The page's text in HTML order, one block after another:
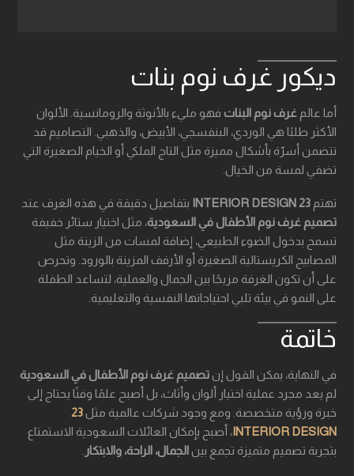
ديكور غرف نوم بنات
أما عالم غرف نوم البنات فهو مليء بالأنوثة والرومانسية. الألوان
الأكثر طلبًا هي الوردي، البنفسجي، الأبيض، والذهبي. التصاميم قد
تتضمن أسرّة بأشكال مميزة مثل التاج الملكي أو الخيام الصغيرة التي
تضفي لمسة من الخيال.
تهتم 23 INTERIOR DESIGN
بتفاصيل دقيقة في هذه الغرف عند
تصميم غرف نوم الأطفال في السعودية، مثل اختيار ستائر خفيفة
تسمح بدخول الضوء الطبيعي، إضافة لمسات من الزينة مثل
المصابيح الكريستالية الصغيرة أو الأرفف المزينة بالورود. وتحرص
على أن تكون الغرفة مزيجًا بين الجمال والعملية، لتساعد الطفلة
على النمو في بيئة تلبي احتياجاتها النفسية والتعليمية.
خاتمة
في النهاية، يمكن القول إنتصميم غرف نوم الأطفال في السعودية
لم يعد مجرد عملية اختيار ألوان وأثاث، بل أصبح علمًا وفنًا يحتاج إلى
خبرة ورؤية متخصصة. ومع وجود شركات عالمية مثل23
INTERIOR DESIGN، أصبح بإمكان العائلات السعودية الاستمتاع
بتجربة تصميم متميزة تجمع بينالجمال، الراحة، والابتكار